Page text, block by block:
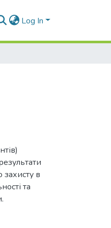
Log In
захисту в
та